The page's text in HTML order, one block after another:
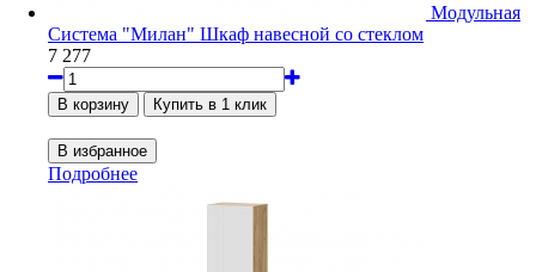
Модульная
Система "Милан" Шкаф навесной со стеклом
7 277
Подробнее